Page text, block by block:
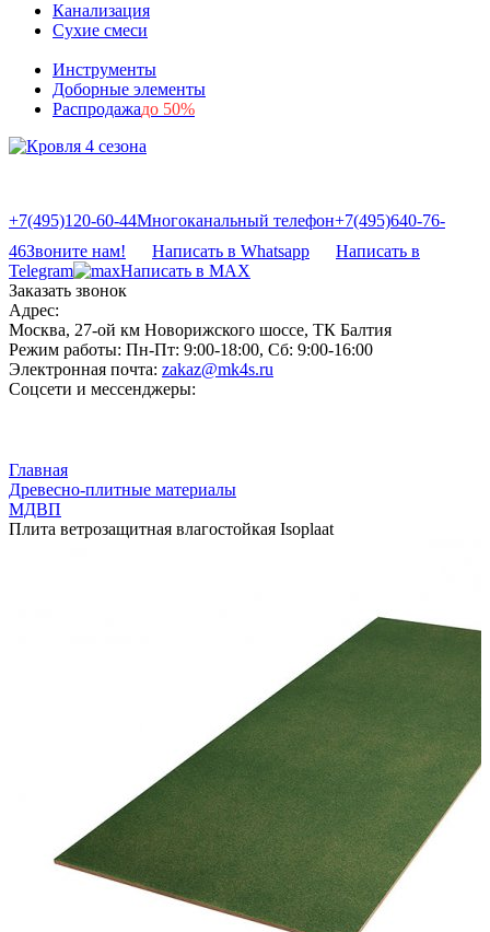
Канализация
Сухие смеси
Инструменты
Доборные элементы
Распродажадо 50%
+7(495)120-60-44Многоканальный телефон+7(495)640-76-
46Звоните нам! Написать в Whatsapp
Написать в
Telegram
Написать в MAX
Заказать звонок
Адрес:
Москва, 27-ой км Новорижского шоссе, ТК Балтия
Режим работы: Пн-Пт: 9:00-18:00, Сб: 9:00-16:00
Электронная почта: zakaz@mk4s.ru
Соцсети и мессенджеры:
Главная
Древесно-плитные материалы
МДВП
Плита ветрозащитная влагостойкая Isoplaat